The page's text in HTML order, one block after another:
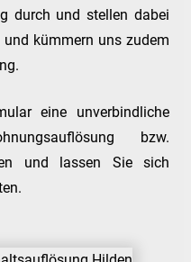
durch und stellen dabei
kümmern uns zudem
eine unverbindliche
bzw.
und lassen Sie sich